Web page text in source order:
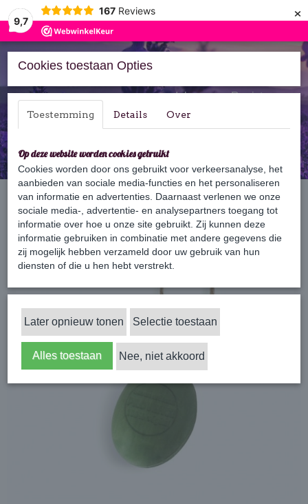
9,7
167 Reviews ×
Inloggen Registreren
Home › Zeep › Zeepkoord › Verbena zeepkoord
Cookies toestaan Opties
Toestemming Details Over
Op deze website worden cookies gebruikt
Cookies worden door ons gebruikt voor verkeersanalyse, het
aanbieden van sociale media-functies en het personaliseren
van informatie en advertenties. Daarnaast verlenen we onze
sociale media-, advertentie- en analysepartners toegang tot
informatie over hoe u onze site gebruikt. Zij kunnen deze
informatie gebruiken in combinatie met andere gegevens die
zij mogelijk hebben verzameld door uw gebruik van hun
diensten of die u hen hebt verstrekt.
Later opnieuw tonen Selectie toestaan
Alles toestaan Nee, niet akkoord